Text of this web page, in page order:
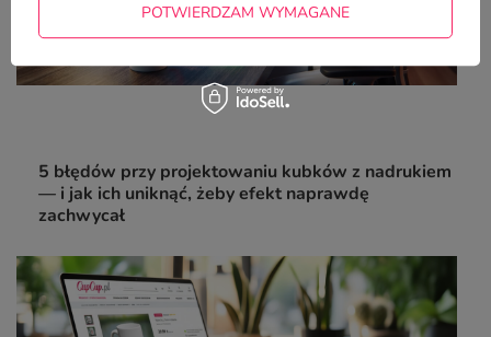
5 błędów przy projektowaniu kubków z nadrukiem
— i jak ich uniknąć, żeby efekt naprawdę
zachwycał
POTWIERDZAM WYMAGANE